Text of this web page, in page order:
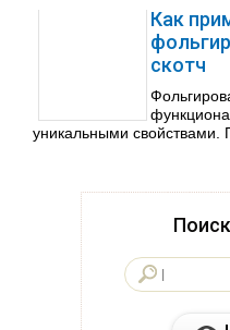
Как
скотч
уникальными свойствами.